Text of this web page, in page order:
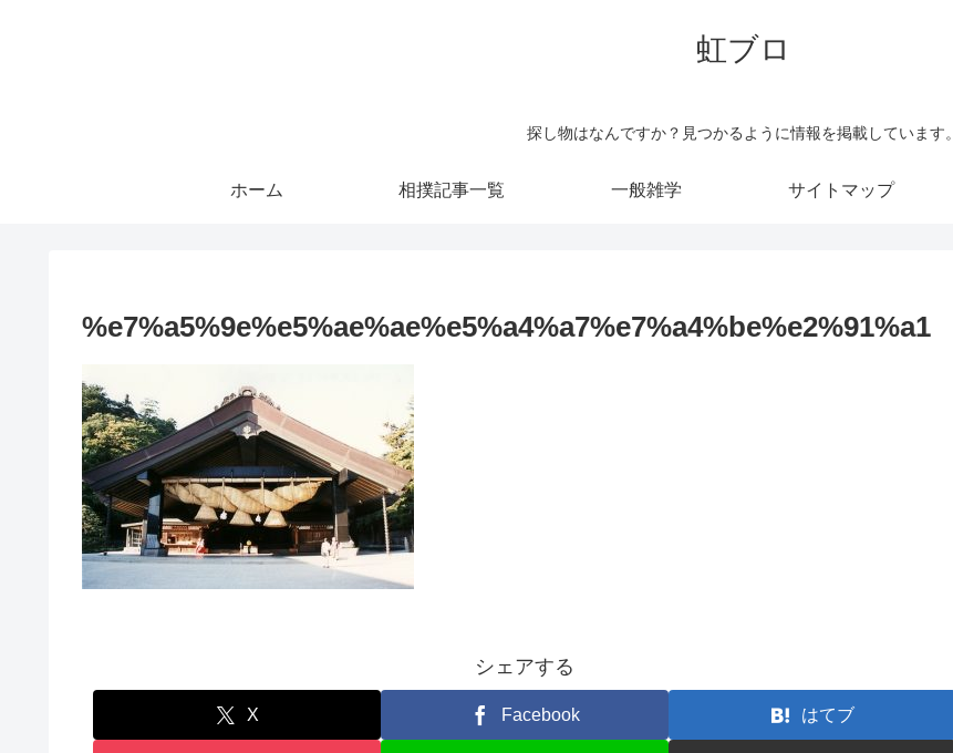
虹ブロ
探し物はなんですか？見つかるように情報を掲載しています。
ホーム 相撲記事一覧 一般雑学 サイトマップ
%e7%a5%9e%e5%ae%ae%e5%a4%a7%e7%a4%be%e2%91%a1
シェアする
X Facebook はてブ